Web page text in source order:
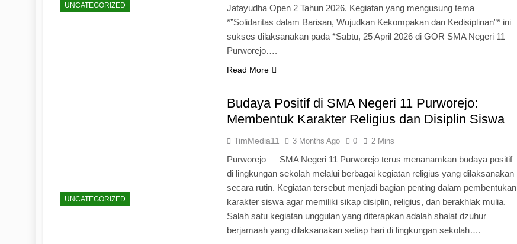
UNCATEGORIZED
Jatayudha Open 2 Tahun 2026. Kegiatan yang mengusung tema
*”Solidaritas dalam Barisan, Wujudkan Kekompakan dan Kedisiplinan”* ini
sukses dilaksanakan pada *Sabtu, 25 April 2026 di GOR SMA Negeri 11
Purworejo….
Read More
UNCATEGORIZED
Budaya Positif di SMA Negeri 11 Purworejo:
Membentuk Karakter Religius dan Disiplin Siswa
TimMedia11 3 Months Ago 0 2 Mins
Purworejo — SMA Negeri 11 Purworejo terus menanamkan budaya positif
di lingkungan sekolah melalui berbagai kegiatan religius yang dilaksanakan
secara rutin. Kegiatan tersebut menjadi bagian penting dalam pembentukan
karakter siswa agar memiliki sikap disiplin, religius, dan berakhlak mulia.
Salah satu kegiatan unggulan yang diterapkan adalah shalat dzuhur
berjamaah yang dilaksanakan setiap hari di lingkungan sekolah….